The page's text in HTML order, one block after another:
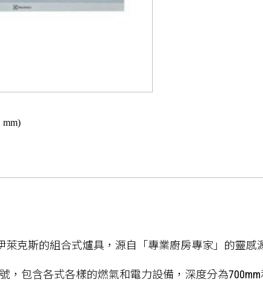
mm)
萊克斯的組合式爐具，源自「專業廚房專家」的靈感
，包含各式各樣的燃氣和電力設備，深度分為